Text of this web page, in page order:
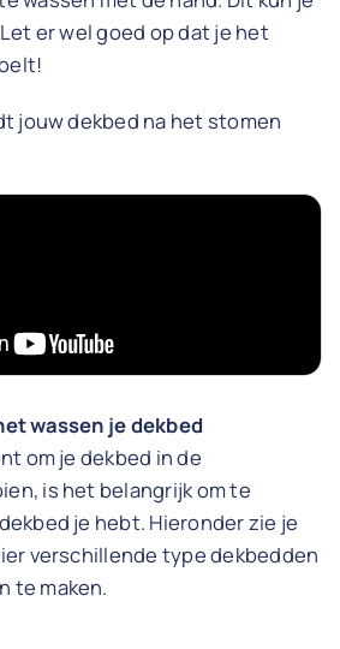
er wel goed op dat je het
jouw dekbed na het stomen
wassen je dekbed
om je dekbed in de
is het belangrijk om te
je hebt. Hieronder zie je
verschillende type dekbedden
te maken.